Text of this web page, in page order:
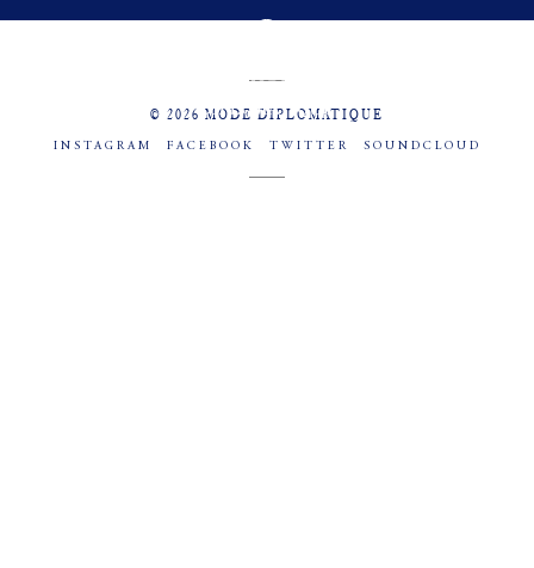
© 2026 MODE DIPLOMATIQUE
INSTAGRAM FACEBOOK TWITTER SOUNDCLOUD